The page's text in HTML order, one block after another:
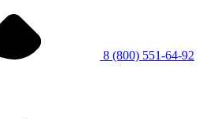
8 (800) 551-64-92